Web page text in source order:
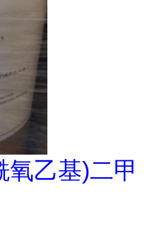
氧乙基)二甲